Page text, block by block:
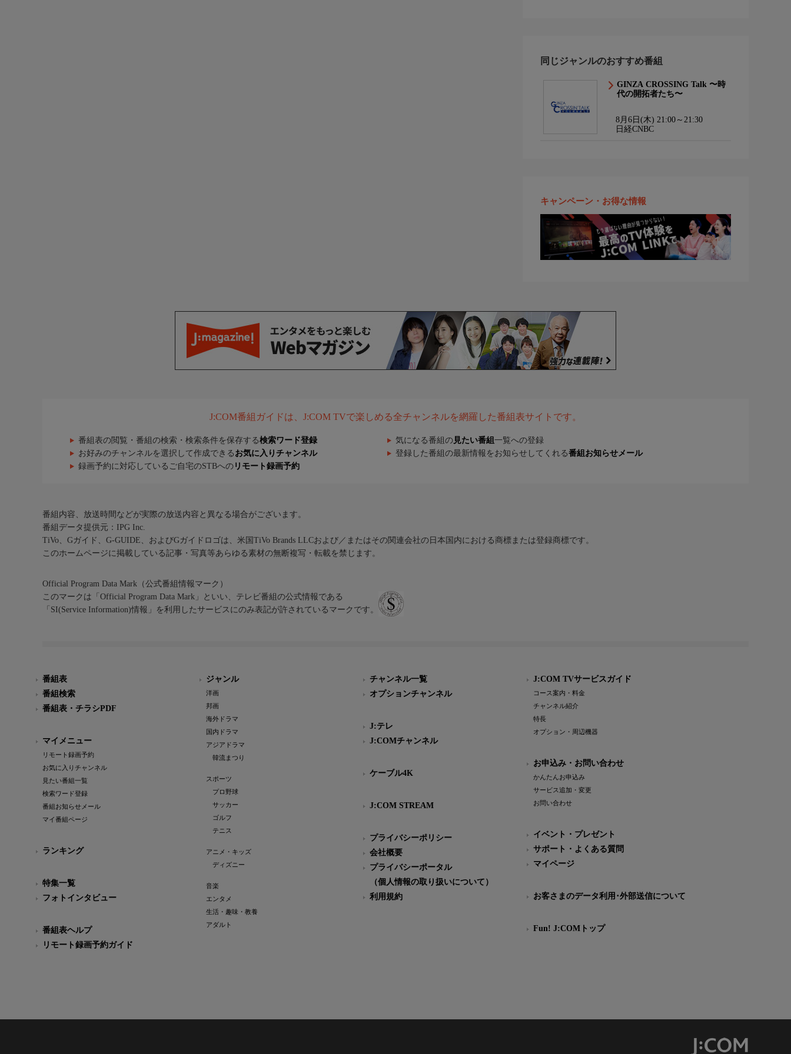
同じジャンルのおすすめ番組
GINZA CROSSING Talk 〜時
代の開拓者たち〜
8月6日(木) 21:00～21:30
日経CNBC
キャンペーン・お得な情報
J:COM番組ガイドは、J:COM TVで楽しめる全チャンネルを網羅した番組表サイトです。
番組表の閲覧・番組の検索・検索条件を保存する検索ワード登録 気になる番組の 見たい番組 一覧への登録
お好みのチャンネルを選択して作成できる お気に入りチャンネル 登録した番組の最新情報をお知らせしてくれる番組お知らせメール
録画予約に対応しているご自宅のSTBへの リモート録画予約
番組内容、放送時間などが実際の放送内容と異なる場合がございます。
番組データ提供元：IPG Inc.
TiVo、Gガイド、G-GUIDE、およびGガイドロゴは、米国TiVo Brands LLCおよび／またはその関連会社の日本国内における商標または登録商標です。
このホームページに掲載している記事・写真等あらゆる素材の無断複写・転載を禁じます。
Official Program Data Mark（公式番組情報マーク）
このマークは「Official Program Data Mark」といい、テレビ番組の公式情報である
「SI(Service Information)情報」を利用したサービスにのみ表記が許されているマークです。
番組表
番組検索
番組表・チラシPDF
マイメニュー
リモート録画予約
お気に入りチャンネル
見たい番組一覧
検索ワード登録
番組お知らせメール
マイ番組ページ
ランキング
特集一覧
フォトインタビュー
番組表ヘルプ
リモート録画予約ガイド
ジャンル
洋画
邦画
海外ドラマ
国内ドラマ
アジアドラマ
韓流まつり
スポーツ
プロ野球
サッカー
ゴルフ
テニス
アニメ・キッズ
ディズニー
音楽
エンタメ
生活・趣味・教養
アダルト
チャンネル一覧
オプションチャンネル
J:テレ
J:COMチャンネル
ケーブル4K
J:COM STREAM
プライバシーポリシー
会社概要
プライバシーポータル
（個人情報の取り扱いについて）
利用規約
J:COM TVサービスガイド
コース案内・料金
チャンネル紹介
特長
オプション・周辺機器
お申込み・お問い合わせ
かんたんお申込み
サービス追加・変更
お問い合わせ
イベント・プレゼント
サポート・よくある質問
マイページ
お客さまのデータ利用･外部送信について
Fun! J:COMトップ